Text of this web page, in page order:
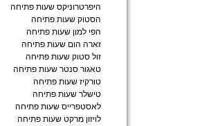
היפרטרוניקס שעות פתיחה
הסטוק שעות פתיחה
הפי למון שעות פתיחה
זארה הום שעות פתיחה
זול סטוק שעות פתיחה
טאגור סנטר שעות פתיחה
טורקיז שעות פתיחה
טישלר שעות פתיחה
לאסטפרייס שעות פתיחה
לויזון מרקט שעות פתיחה